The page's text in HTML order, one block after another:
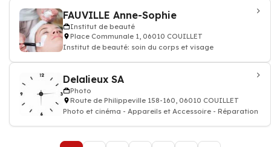
FAUVILLE Anne-Sophie
Institut de beauté
Place Communale 1, 06010 COUILLET
Institut de beauté: soin du corps et visage
Delalieux SA
Photo
Route de Philippeville 158-160, 06010 COUILLET
Photo et cinéma - Appareils et Accessoire - Réparation